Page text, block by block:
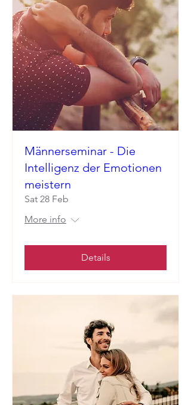
Männerseminar - Die
Intelligenz der Emotionen
meistern
Sat 28 Feb
More info
Details